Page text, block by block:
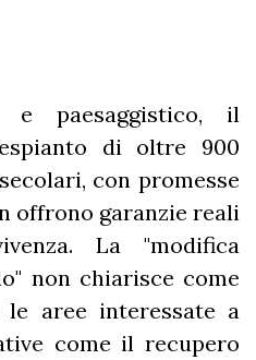
paesaggistico, il
di oltre 900
con promesse
offrono garanzie reali
La "modifica
non chiarisce come
aree interessate a
come il recupero